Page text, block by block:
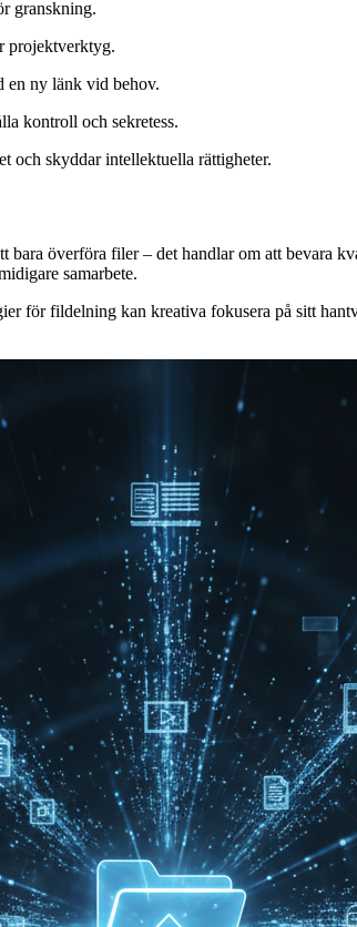
granskning.
projektverktyg.
en ny länk vid behov.
kontroll och sekretess.
och skyddar intellektuella rättigheter.
överföra filer – det handlar om att bevara
samarbete.
för fildelning kan kreativa fokusera på sitt